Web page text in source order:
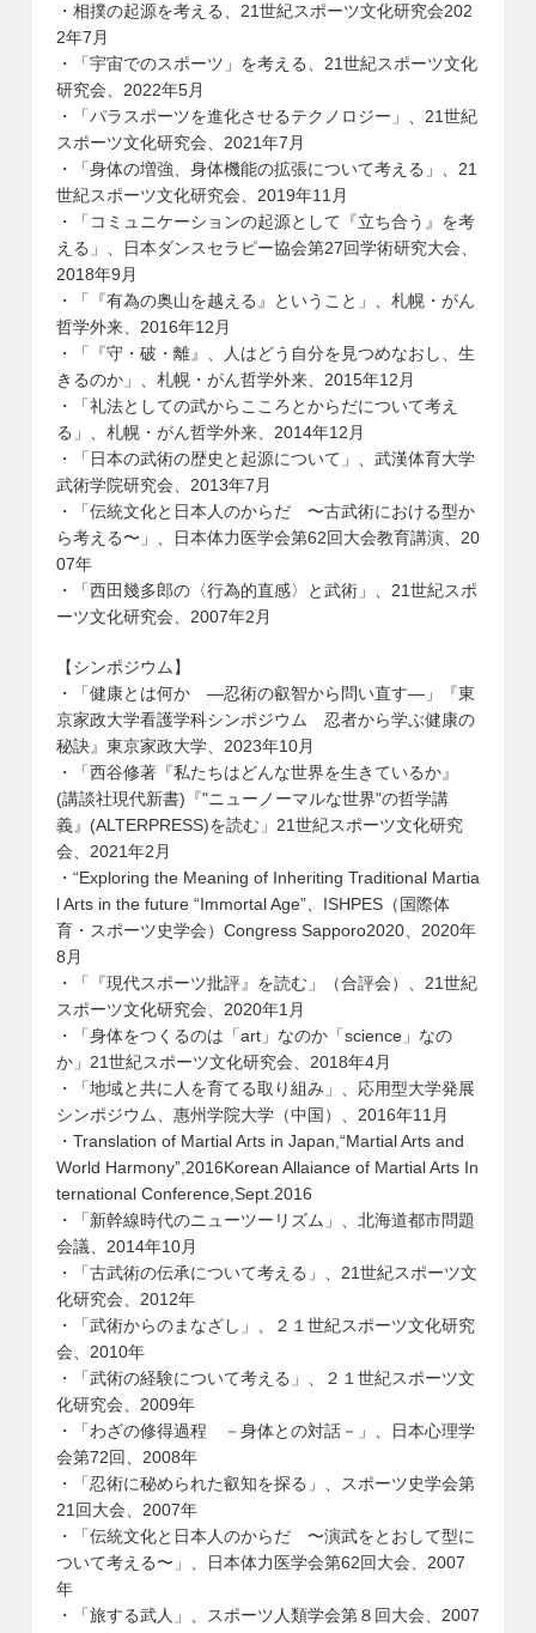
・相撲の起源を考える、21世紀スポーツ文化研究会202
2年7月
・「宇宙でのスポーツ」を考える、21世紀スポーツ文化
研究会、2022年5月
・「パラスポーツを進化させるテクノロジー」、21世紀
スポーツ文化研究会、2021年7月
・「身体の増強、身体機能の拡張について考える」、21
世紀スポーツ文化研究会、2019年11月
・「コミュニケーションの起源として『立ち合う』を考
える」、日本ダンスセラピー協会第27回学術研究大会、
2018年9月
・「『有為の奥山を越える』ということ」、札幌・がん
哲学外来、2016年12月
・「『守・破・離』、人はどう自分を見つめなおし、生
きるのか」、札幌・がん哲学外来、2015年12月
・「礼法としての武からこころとからだについて考え
る」、札幌・がん哲学外来、2014年12月
・「日本の武術の歴史と起源について」、武漢体育大学
武術学院研究会、2013年7月
・「伝統文化と日本人のからだ 〜古武術における型か
ら考える〜」、日本体力医学会第62回大会教育講演、20
07年
・「西田幾多郎の〈行為的直感〉と武術」、21世紀スポ
ーツ文化研究会、2007年2月
【シンポジウム】
・「健康とは何か ―忍術の叡智から問い直す―」『東
京家政大学看護学科シンポジウム 忍者から学ぶ健康の
秘訣』東京家政大学、2023年10月
・「西谷修著『私たちはどんな世界を生きているか』
(講談社現代新書)『"ニューノーマルな世界"の哲学講
義』(ALTERPRESS)を読む」21世紀スポーツ文化研究
会、2021年2月
・“Exploring the Meaning of Inheriting Traditional Martia
l Arts in the future “Immortal Age”、ISHPES（国際体
育・スポーツ史学会）Congress Sapporo2020、2020年
8月
・「『現代スポーツ批評』を読む」（合評会）、21世紀
スポーツ文化研究会、2020年1月
・「身体をつくるのは「art」なのか「science」なの
か」21世紀スポーツ文化研究会、2018年4月
・「地域と共に人を育てる取り組み」、応用型大学発展
シンポジウム、惠州学院大学（中国）、2016年11月
・Translation of Martial Arts in Japan,“Martial Arts and
World Harmony”,2016Korean Allaiance of Martial Arts In
ternational Conference,Sept.2016
・「新幹線時代のニューツーリズム」、北海道都市問題
会議、2014年10月
・「古武術の伝承について考える」、21世紀スポーツ文
化研究会、2012年
・「武術からのまなざし」、２１世紀スポーツ文化研究
会、2010年
・「武術の経験について考える」、２１世紀スポーツ文
化研究会、2009年
・「わざの修得過程 －身体との対話－」、日本心理学
会第72回、2008年
・「忍術に秘められた叡知を探る」、スポーツ史学会第
21回大会、2007年
・「伝統文化と日本人のからだ 〜演武をとおして型に
ついて考える〜」、日本体力医学会第62回大会、2007
年
・「旅する武人」、スポーツ人類学会第８回大会、2007